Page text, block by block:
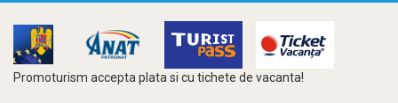
Promoturism accepta plata si cu tichete de vacanta!